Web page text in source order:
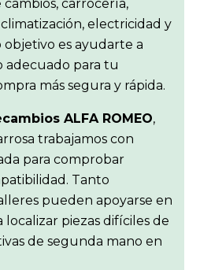
carrocería,
electricidad y
objetivo es ayudarte a
adecuado para tu
más segura y rápida.
ALFA ROMEO,
trabajamos con
para comprobar
Tanto
pueden apoyarse en
piezas difíciles de
de segunda mano en